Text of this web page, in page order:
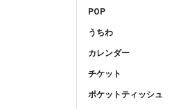
POP
うちわ
カレンダー
チケット
ポケットティッシュ